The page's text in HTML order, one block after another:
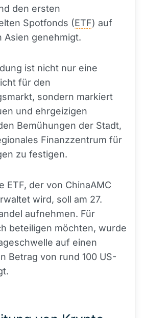
den ersten
Spotfonds (ETF) auf
Asien genehmigt.
ist nicht nur eine
für den
sondern markiert
und ehrgeizigen
Bemühungen der Stadt,
Finanzzentrum für
zu festigen.
ETF, der von ChinaAMC
wird, soll am 27.
aufnehmen. Für
beteiligen möchten, wurde
auf einen
Betrag von rund 100 US-